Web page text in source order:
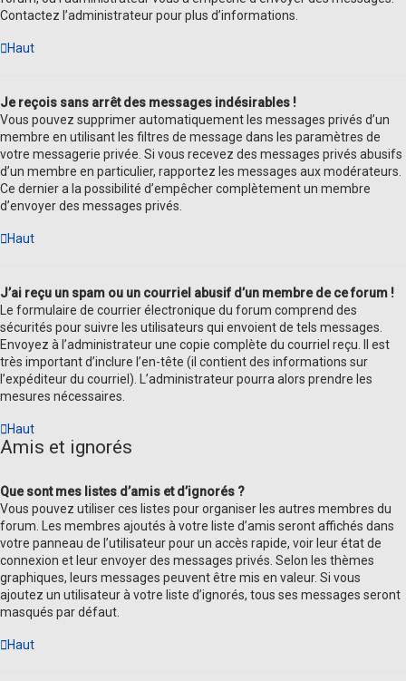
Contactez l’administrateur pour plus d’informations.
Haut
Je reçois sans arrêt des messages indésirables !
Vous pouvez supprimer automatiquement les messages privés d’un
membre en utilisant les filtres de message dans les paramètres de
votre messagerie privée. Si vous recevez des messages privés abusifs
d’un membre en particulier, rapportez les messages aux modérateurs.
Ce dernier a la possibilité d’empêcher complètement un membre
d’envoyer des messages privés.
Haut
J’ai reçu un spam ou un courriel abusif d’un membre de ce forum !
Le formulaire de courrier électronique du forum comprend des
sécurités pour suivre les utilisateurs qui envoient de tels messages.
Envoyez à l’administrateur une copie complète du courriel reçu. Il est
très important d’inclure l’en-tête (il contient des informations sur
l’expéditeur du courriel). L’administrateur pourra alors prendre les
mesures nécessaires.
Haut
Amis et ignorés
Que sont mes listes d’amis et d’ignorés ?
Vous pouvez utiliser ces listes pour organiser les autres membres du
forum. Les membres ajoutés à votre liste d’amis seront affichés dans
votre panneau de l’utilisateur pour un accès rapide, voir leur état de
connexion et leur envoyer des messages privés. Selon les thèmes
graphiques, leurs messages peuvent être mis en valeur. Si vous
ajoutez un utilisateur à votre liste d’ignorés, tous ses messages seront
masqués par défaut.
Haut